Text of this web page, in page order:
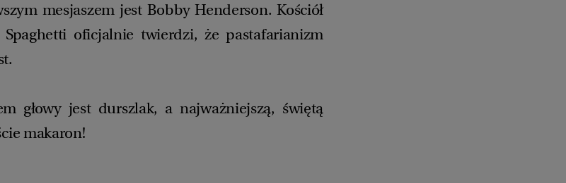
mesjaszem jest Bobby Henderson. Kościół
Spaghetti oficjalnie twierdzi, że pastafarianizm
głowy jest durszlak, a najważniejszą, świętą
makaron!